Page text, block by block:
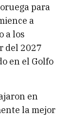
para
a
a los
del 2027
en el Golfo
en
la mejor